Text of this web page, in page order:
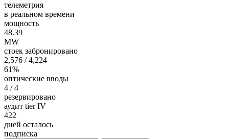
телеметрия
в реальном времени
мощность
48.39
MW
стоек забронировано
2,576 / 4,224
61%
оптические вводы
4 / 4
резервировано
аудит tier IV
422
дней осталось
подписка